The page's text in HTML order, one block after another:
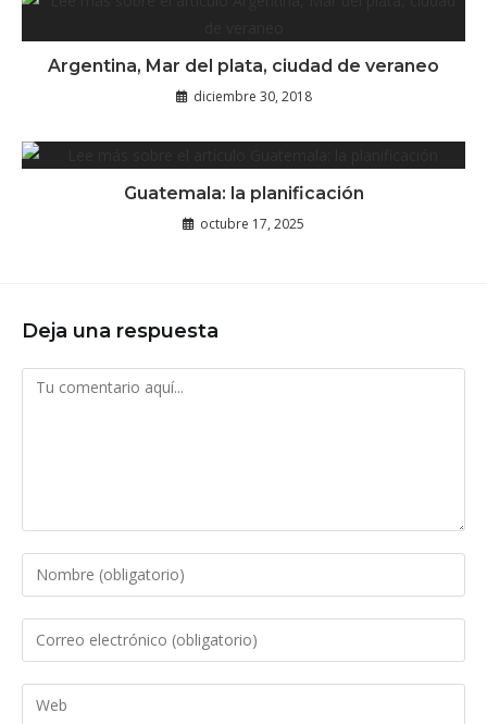
Argentina, Mar del plata, ciudad de veraneo
diciembre 30, 2018
Guatemala: la planificación
octubre 17, 2025
Deja una respuesta
Comentario
Introduce
tu
nombre
de
Introduce
tu
dirección
de
Introduce